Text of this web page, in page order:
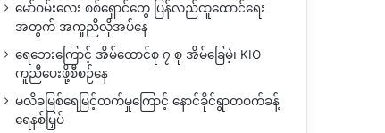
မော်ဝမ်းလေး စစ်ရှောင်တွေ ပြန်လည်ထူထောင်ရေး
အတွက် အကူညီလိုအပ်နေ
ရေဘေးကြောင့် အိမ်ထောင်စု ၇ စု အိမ်ခြေမဲ့၊ KIO
ကူညီပေးဖို့စီစဉ်နေ
မလိခမြစ်ရေမြင့်တက်မှုကြောင့် နောင်ခိုင်ရွာတဝက်ခန့်
ရေနစ်မြှပ်